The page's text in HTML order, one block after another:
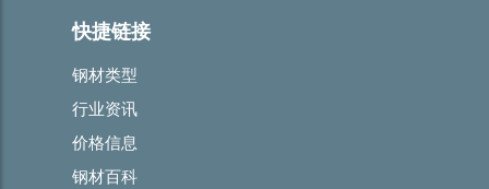
快捷链接
钢材类型
行业资讯
价格信息
钢材百科